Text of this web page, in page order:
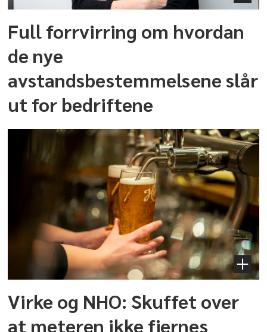
Full forrvirring om hvordan
de nye
avstandsbestemmelsene slår
ut for bedriftene
Virke og NHO: Skuffet over
at meteren ikke fjernes